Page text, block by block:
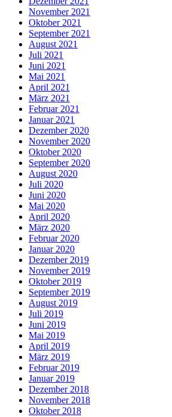
November 2021
Oktober 2021
September 2021
August 2021
Juli 2021
Juni 2021
Mai 2021
April 2021
März 2021
Februar 2021
Januar 2021
Dezember 2020
November 2020
Oktober 2020
September 2020
August 2020
Juli 2020
Juni 2020
Mai 2020
April 2020
März 2020
Februar 2020
Januar 2020
Dezember 2019
November 2019
Oktober 2019
September 2019
August 2019
Juli 2019
Juni 2019
Mai 2019
April 2019
März 2019
Februar 2019
Januar 2019
Dezember 2018
November 2018
Oktober 2018